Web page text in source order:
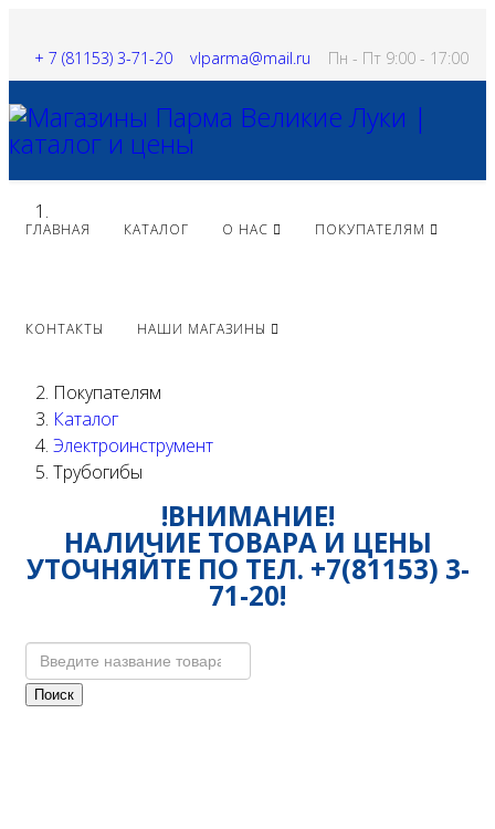
+ 7 (81153) 3-71-20 vlparma@mail.ru Пн - Пт 9:00 - 17:00
ГЛАВНАЯ КАТАЛОГ О НАС ПОКУПАТЕЛЯМ
КОНТАКТЫ НАШИ МАГАЗИНЫ
Покупателям
Каталог
Электроинструмент
Трубогибы
!ВНИМАНИЕ!
НАЛИЧИЕ ТОВАРА И ЦЕНЫ
УТОЧНЯЙТЕ ПО ТЕЛ. +7(81153) 3-
71-20!
Поиск